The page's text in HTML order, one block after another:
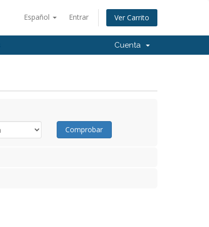
Español Entrar Ver Carrito
Cuenta
Comprobar